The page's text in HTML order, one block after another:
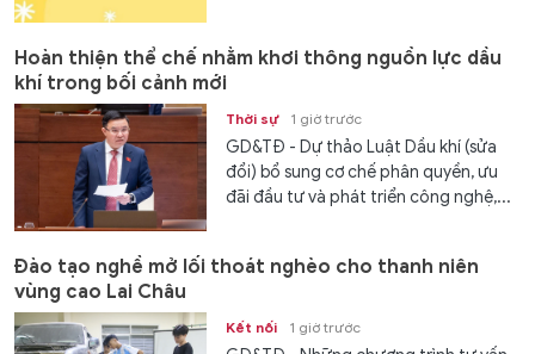
Hoàn thiện thể chế nhằm khơi thông nguồn lực dầu
khí trong bối cảnh mới
Thời sự 1 giờ trước
GD&TĐ - Dự thảo Luật Dầu khí (sửa
đổi) bổ sung cơ chế phân quyền, ưu
đãi đầu tư và phát triển công nghệ,...
Đào tạo nghề mở lối thoát nghèo cho thanh niên
vùng cao Lai Châu
Kết nối 1 giờ trước